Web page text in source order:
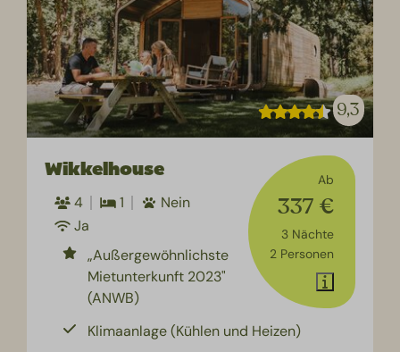
9,3
Ab
337 €
3 Nächte
2 Personen
Wikkelhouse
4 1
Nein
Ja
„Außergewöhnlichste
Mietunterkunft 2023"
(ANWB)
Klimaanlage (Kühlen und Heizen)